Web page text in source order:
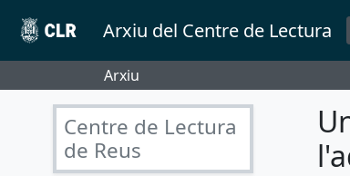
Skip to main content
Arxiu del Centre de Lectura
Arxiu
Centre de Lectura
de Reus